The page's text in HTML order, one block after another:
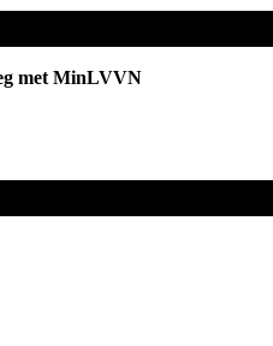
met MinLVVN